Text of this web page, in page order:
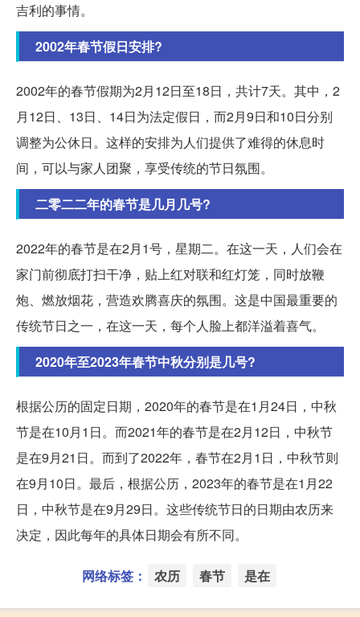
吉利的事情。
2002年春节假日安排?
2002年的春节假期为2月12日至18日，共计7天。其中，2
月12日、13日、14日为法定假日，而2月9日和10日分别
调整为公休日。这样的安排为人们提供了难得的休息时
间，可以与家人团聚，享受传统的节日氛围。
二零二二年的春节是几月几号?
2022年的春节是在2月1号，星期二。在这一天，人们会在
家门前彻底打扫干净，贴上红对联和红灯笼，同时放鞭
炮、燃放烟花，营造欢腾喜庆的氛围。这是中国最重要的
传统节日之一，在这一天，每个人脸上都洋溢着喜气。
2020年至2023年春节中秋分别是几号?
根据公历的固定日期，2020年的春节是在1月24日，中秋
节是在10月1日。而2021年的春节是在2月12日，中秋节
是在9月21日。而到了2022年，春节在2月1日，中秋节则
在9月10日。最后，根据公历，2023年的春节是在1月22
日，中秋节是在9月29日。这些传统节日的日期由农历来
决定，因此每年的具体日期会有所不同。
网络标签： 农历 春节 是在